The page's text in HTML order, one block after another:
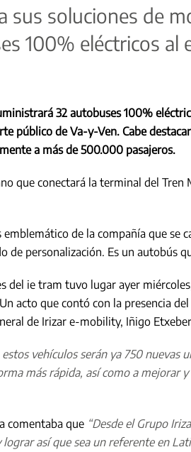
soluciones de
100% eléctricos al
32 autobuses 100%
público de Va-y-Ven. Cabe
a más de 500.000 pasajeros.
que conectará la terminal del
de la compañía que
de personalización. Es un autobús
ie tram tuvo lugar ayer
acto que contó con la presencia
de Irizar e-mobility, Iñigo
estos vehículos serán ya 750 nuevas
más rápida, así como a
comentaba que “Desde el Grupo
así que sea un referente en